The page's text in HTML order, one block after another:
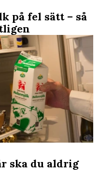
på fel sätt – så
ska du aldrig